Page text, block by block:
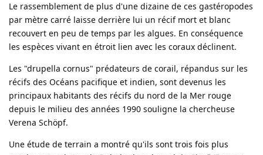
Le rassemblement de plus d'une dizaine de ces gastéropodes
par mètre carré laisse derrière lui un récif mort et blanc
recouvert en peu de temps par les algues. En conséquence
les espèces vivant en étroit lien avec les coraux déclinent.
Les "drupella cornus" prédateurs de corail, répandus sur les
récifs des Océans pacifique et indien, sont devenus les
principaux habitants des récifs du nord de la Mer rouge
depuis le milieu des années 1990 souligne la chercheuse
Verena Schöpf.
Une étude de terrain a montré qu'ils sont trois fois plus